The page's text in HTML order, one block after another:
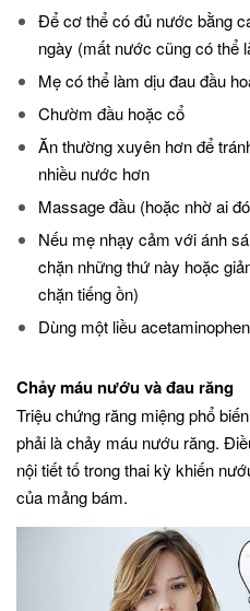
Để cơ thể có đủ nước bằng
ngày (mất nước cũng có thể
Mẹ có thể làm dịu đau đầu
Chườm đầu hoặc cổ
Ăn thường xuyên hơn để
nhiều nước hơn
Massage đầu (hoặc nhờ ai
Nếu mẹ nhạy cảm với ánh
chặn những thứ này hoặc
chặn tiếng ồn)
Dùng một liều
Chảy máu nướu và đau răng
Triệu chứng răng miệng phổ
phải là chảy máu nướu răng.
nội tiết tố trong thai kỳ khiến
của mảng bám.